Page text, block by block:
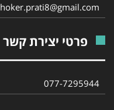
hoker.prati8@gmail.com
פרטי יצירת קשר
077-7295944‎